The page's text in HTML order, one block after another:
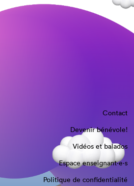
Contact
Devenir bénévole!
Vidéos et balados
Espace enseignant·e⋅s
Politique de confidentialité